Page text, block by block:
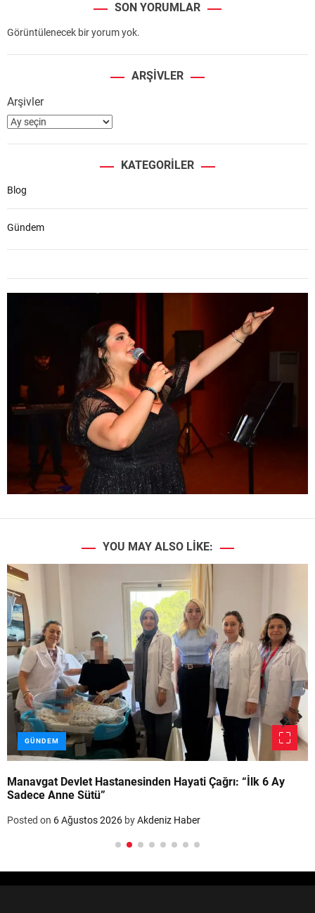
SON YORUMLAR
Görüntülenecek bir yorum yok.
ARŞIVLER
Arşivler
KATEGORILER
Blog
Gündem
YOU MAY ALSO LIKE:
GÜNDEM
Manavgat Devlet Hastanesinden Hayati Çağrı: “İlk 6 Ay
Sadece Anne Sütü”
Posted on 6 Ağustos 2026 byAkdeniz Haber